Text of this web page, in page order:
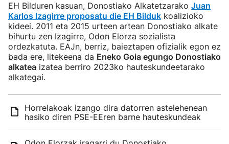
EH Bilduren kasuan, Donostiako Alkatetzarako Juan
Karlos Izagirre proposatu die EH Bilduk koalizioko
kideei. 2011 eta 2015 urteen artean Donostiako alkate
bihurtu zen Izagirre, Odon Elorza sozialista
ordezkatuta. EAJn, berriz, baieztapen ofizialik egon ez
bada ere, litekeena da Eneko Goia egungo Donostiako
alkatea izatea berriro 2023ko hauteskundeetarako
alkategai.
Horrelakoak izango dira datorren astelehenean
hasiko diren PSE-EEren barne hauteskundeak